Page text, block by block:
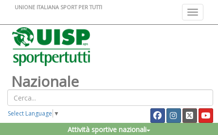
Toggle
UNIONE ITALIANA SPORT PER TUTTI
Nazionale
Select Language ▼
Attività sportive nazionali